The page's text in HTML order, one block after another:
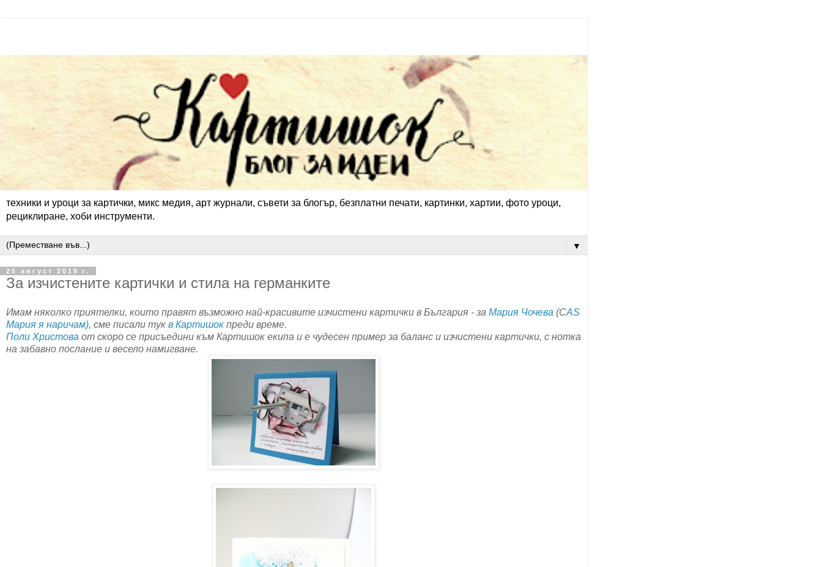
техники и уроци за картички, микс медия, арт журнали, съвети за блогър, безплатни печати, картинки, хартии, фото уроци,
рециклиране, хоби инструменти.
▼
25 август 2019 г.
За изчистените картички и стила на германките
Имам няколко приятелки, които правят възможно най-красивите изчистени картички в България - за Мария Чочева (CAS
Мария я наричам), сме писали тук в Картишок преди време.
Поли Христова от скоро се присъедини към Картишок екипа и е чудесен пример за баланс и изчистени картички, с нотка
на забавно послание и весело намигване.